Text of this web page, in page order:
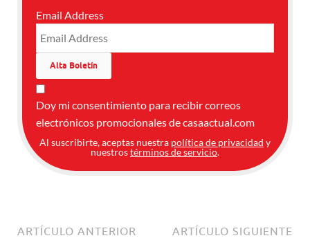
Email Address
Doy mi consentimiento para recibir correos
electrónicos promocionales de casaactual.com
Al suscribirte, aceptas nuestra política de privacidad y
nuestrostérminos de servicio.
ARTÍCULO ANTERIOR ARTÍCULO SIGUIENTE